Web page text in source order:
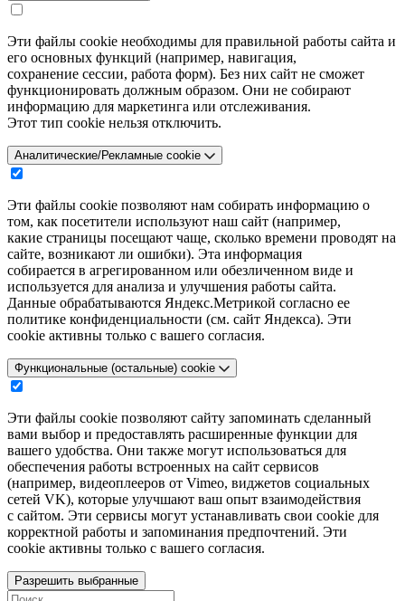
Эти файлы cookie необходимы для правильной работы сайта и
его основных функций (например, навигация,
сохранение сессии, работа форм). Без них сайт не сможет
функционировать должным образом. Они не собирают
информацию для маркетинга или отслеживания.
Этот тип cookie нельзя отключить.
Аналитические/Рекламные cookie
Эти файлы cookie позволяют нам собирать информацию о
том, как посетители используют наш сайт (например,
какие страницы посещают чаще, сколько времени проводят на
сайте, возникают ли ошибки). Эта информация
собирается в агрегированном или обезличенном виде и
используется для анализа и улучшения работы сайта.
Данные обрабатываются Яндекс.Метрикой согласно ее
политике конфиденциальности (см. сайт Яндекса). Эти
cookie активны только с вашего согласия.
Функциональные (остальные) cookie
Эти файлы cookie позволяют сайту запоминать сделанный
вами выбор и предоставлять расширенные функции для
вашего удобства. Они также могут использоваться для
обеспечения работы встроенных на сайт сервисов
(например, видеоплееров от Vimeo, виджетов социальных
сетей VK), которые улучшают ваш опыт взаимодействия
с сайтом. Эти сервисы могут устанавливать свои cookie для
корректной работы и запоминания предпочтений. Эти
cookie активны только с вашего согласия.
Разрешить выбранные